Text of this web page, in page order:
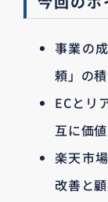
事業の
頼」の
ECとリ
互に価
楽天市
改善と